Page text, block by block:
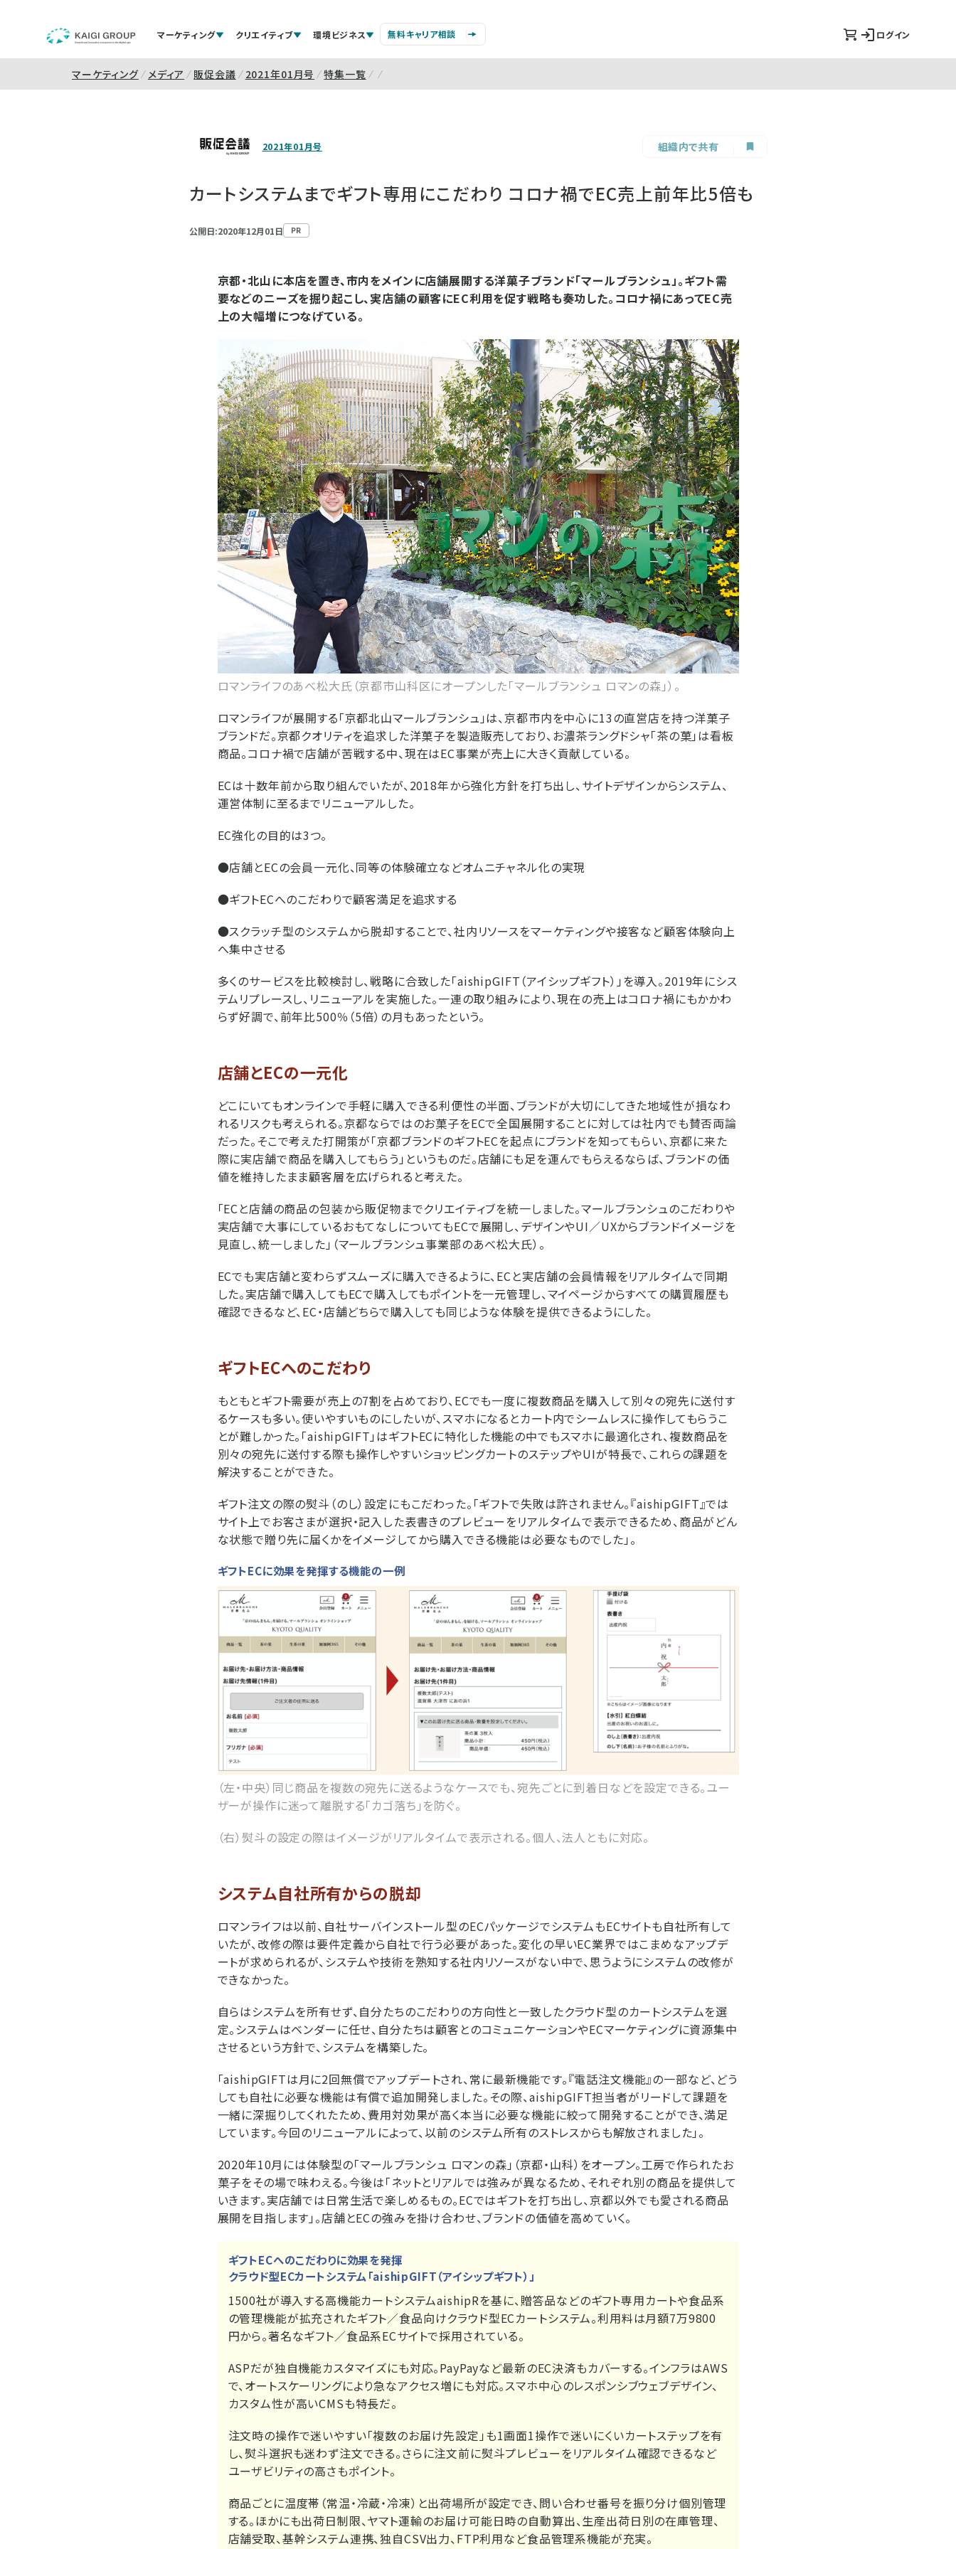
マーケティング クリエイティブ 環境ビジネス 無料キャリア相談 ログイン
マーケティング メディア 販促会議 2021年01月号 特集一覧
2021年01月号 組織内で共有
カートシステムまでギフト専用にこだわり コロナ禍でEC売上前年比5倍も
公開日:2020年12月01日 PR
京都・北山に本店を置き、市内をメインに店舗展開する洋菓子ブランド「マールブランシュ」。ギフト需
要などのニーズを掘り起こし、実店舗の顧客にEC利用を促す戦略も奏功した。コロナ禍にあってEC売
上の大幅増につなげている。
ロマンライフのあべ松大氏（京都市山科区にオープンした「マールブランシュ ロマンの森」）。
ロマンライフが展開する「京都北山マールブランシュ」は、京都市内を中心に13の直営店を持つ洋菓子
ブランドだ。京都クオリティを追求した洋菓子を製造販売しており、お濃茶ラングドシャ「茶の菓」は看板
商品。コロナ禍で店舗が苦戦する中、現在はEC事業が売上に大きく貢献している。
ECは十数年前から取り組んでいたが、2018年から強化方針を打ち出し、サイトデザインからシステム、
運営体制に至るまでリニューアルした。
EC強化の目的は3つ。
●店舗とECの会員一元化、同等の体験確立などオムニチャネル化の実現
●ギフトECへのこだわりで顧客満足を追求する
●スクラッチ型のシステムから脱却することで、社内リソースをマーケティングや接客など顧客体験向上
へ集中させる
多くのサービスを比較検討し、戦略に合致した「aishipGIFT（アイシップギフト）」を導入。2019年にシス
テムリプレースし、リニューアルを実施した。一連の取り組みにより、現在の売上はコロナ禍にもかかわ
らず好調で、前年比500％（5倍）の月もあったという。
店舗とECの一元化
どこにいてもオンラインで手軽に購入できる利便性の半面、ブランドが大切にしてきた地域性が損なわ
れるリスクも考えられる。京都ならではのお菓子をECで全国展開することに対しては社内でも賛否両論
だった。そこで考えた打開策が「京都ブランドのギフトECを起点にブランドを知ってもらい、京都に来た
際に実店舗で商品を購入してもらう」というものだ。店舗にも足を運んでもらえるならば、ブランドの価
値を維持したまま顧客層を広げられると考えた。
「ECと店舗の商品の包装から販促物までクリエイティブを統一しました。マールブランシュのこだわりや
実店舗で大事にしているおもてなしについてもECで展開し、デザインやUI／UXからブランドイメージを
見直し、統一しました」（マールブランシュ事業部のあべ松大氏）。
ECでも実店舗と変わらずスムーズに購入できるように、ECと実店舗の会員情報をリアルタイムで同期
した。実店舗で購入してもECで購入してもポイントを一元管理し、マイページからすべての購買履歴も
確認できるなど、EC・店舗どちらで購入しても同じような体験を提供できるようにした。
ギフトECへのこだわり
もともとギフト需要が売上の7割を占めており、ECでも一度に複数商品を購入して別々の宛先に送付す
るケースも多い。使いやすいものにしたいが、スマホになるとカート内でシームレスに操作してもらうこ
とが難しかった。「aishipGIFT」はギフトECに特化した機能の中でもスマホに最適化され、複数商品を
別々の宛先に送付する際も操作しやすいショッピングカートのステップやUIが特長で、これらの課題を
解決することができた。
ギフト注文の際の熨斗（のし）設定にもこだわった。「ギフトで失敗は許されません。『aishipGIFT』では
サイト上でお客さまが選択・記入した表書きのプレビューをリアルタイムで表示できるため、商品がどん
な状態で贈り先に届くかをイメージしてから購入できる機能は必要なものでした」。
ギフトECに効果を発揮する機能の一例
（左・中央）同じ商品を複数の宛先に送るようなケースでも、宛先ごとに到着日などを設定できる。ユー
ザーが操作に迷って離脱する「カゴ落ち」を防ぐ。
（右）熨斗の設定の際はイメージがリアルタイムで表示される。個人、法人ともに対応。
システム自社所有からの脱却
ロマンライフは以前、自社サーバインストール型のECパッケージでシステムもECサイトも自社所有して
いたが、改修の際は要件定義から自社で行う必要があった。変化の早いEC業界ではこまめなアップデ
ートが求められるが、システムや技術を熟知する社内リソースがない中で、思うようにシステムの改修が
できなかった。
自らはシステムを所有せず、自分たちのこだわりの方向性と一致したクラウド型のカートシステムを選
定。システムはベンダーに任せ、自分たちは顧客とのコミュニケーションやECマーケティングに資源集中
させるという方針で、システムを構築した。
「aishipGIFTは月に2回無償でアップデートされ、常に最新機能です。『電話注文機能』の一部など、どう
しても自社に必要な機能は有償で追加開発しました。その際、aishipGIFT担当者がリードして課題を
一緒に深掘りしてくれたため、費用対効果が高く本当に必要な機能に絞って開発することができ、満足
しています。今回のリニューアルによって、以前のシステム所有のストレスからも解放されました」。
2020年10月には体験型の「マールブランシュ ロマンの森」（京都・山科）をオープン。工房で作られたお
菓子をその場で味わえる。今後は「ネットとリアルでは強みが異なるため、それぞれ別の商品を提供して
いきます。実店舗では日常生活で楽しめるもの。ECではギフトを打ち出し、京都以外でも愛される商品
展開を目指します」。店舗とECの強みを掛け合わせ、ブランドの価値を高めていく。
ギフトECへのこだわりに効果を発揮
クラウド型ECカートシステム「aishipGIFT（アイシップギフト）」
1500社が導入する高機能カートシステムaishipRを基に、贈答品などのギフト専用カートや食品系
の管理機能が拡充されたギフト／食品向けクラウド型ECカートシステム。利用料は月額7万9800
円から。著名なギフト／食品系ECサイトで採用されている。
ASPだが独自機能カスタマイズにも対応。PayPayなど最新のEC決済もカバーする。インフラはAWS
で、オートスケーリングにより急なアクセス増にも対応。スマホ中心のレスポンシブウェブデザイン、
カスタム性が高いCMSも特長だ。
注文時の操作で迷いやすい「複数のお届け先設定」も1画面1操作で迷いにくいカートステップを有
し、熨斗選択も迷わず注文できる。さらに注文前に熨斗プレビューをリアルタイム確認できるなど
ユーザビリティの高さもポイント。
商品ごとに温度帯（常温・冷蔵・冷凍）と出荷場所が設定でき、問い合わせ番号を振り分け個別管理
する。ほかにも出荷日制限、ヤマト運輸のお届け可能日時の自動算出、生産出荷日別の在庫管理、
店舗受取、基幹システム連携、独自CSV出力、FTP利用など食品管理系機能が充実。